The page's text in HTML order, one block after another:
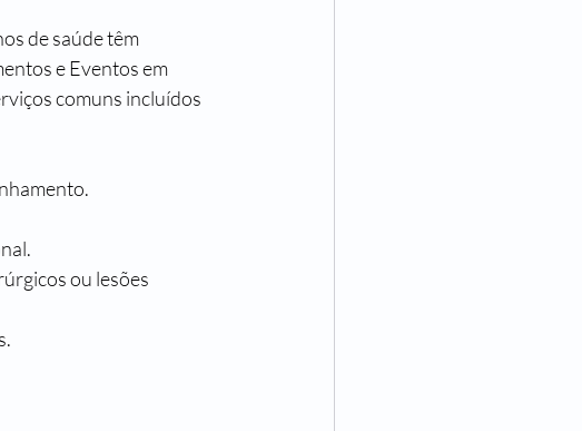
de saúde têm
e Eventos em
comuns incluídos
ou lesões